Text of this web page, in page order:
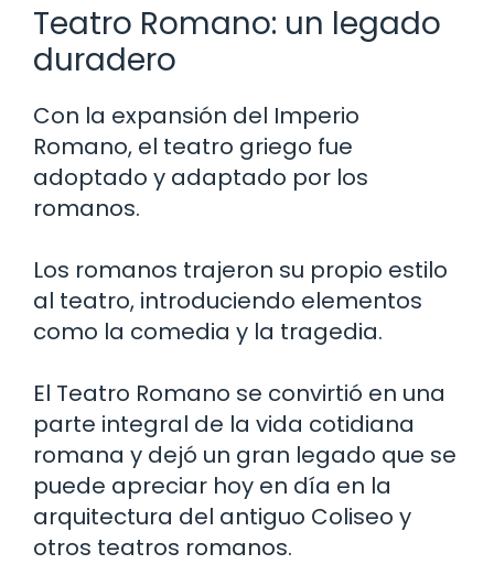
Teatro Romano: un legado
duradero
Con la expansión del Imperio
Romano, el teatro griego fue
adoptado y adaptado por los
romanos.
Los romanos trajeron su propio estilo
al teatro, introduciendo elementos
como la comedia y la tragedia.
El Teatro Romano se convirtió en una
parte integral de la vida cotidiana
romana y dejó un gran legado que se
puede apreciar hoy en día en la
arquitectura del antiguo Coliseo y
otros teatros romanos.